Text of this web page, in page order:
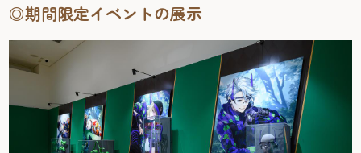
◎期間限定イベントの展示